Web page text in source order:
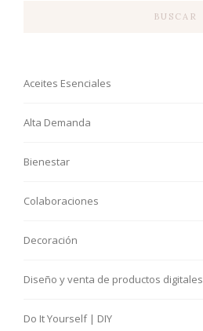
BUSCAR
Aceites Esenciales
Alta Demanda
Bienestar
Colaboraciones
Decoración
Diseño y venta de productos digitales
Do It Yourself | DIY